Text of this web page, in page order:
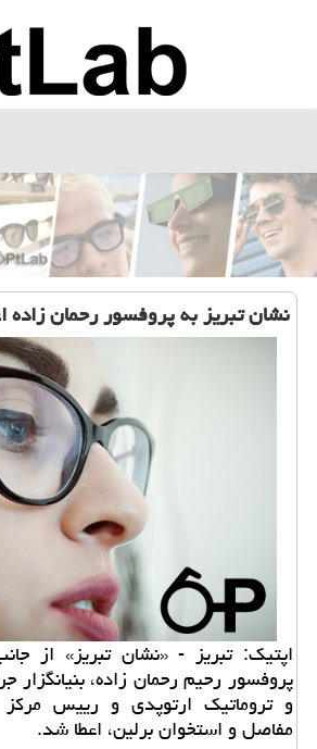
نشان تبریز به پروفسور رحمان زاده
اپتیك: تبریز - «نشان تبریز» از
پروفسور رحیم رحمان زاده،
و تروماتیك ارتوپدی و رییس مركز
مفاصل و استخوان برلین، اعطا شد.